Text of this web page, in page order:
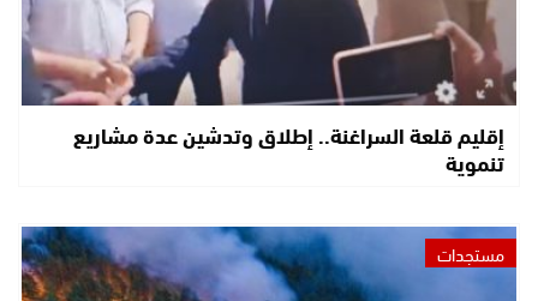
إقليم قلعة السراغنة.. إطلاق وتدشين عدة مشاريع
تنموية
مستجدات